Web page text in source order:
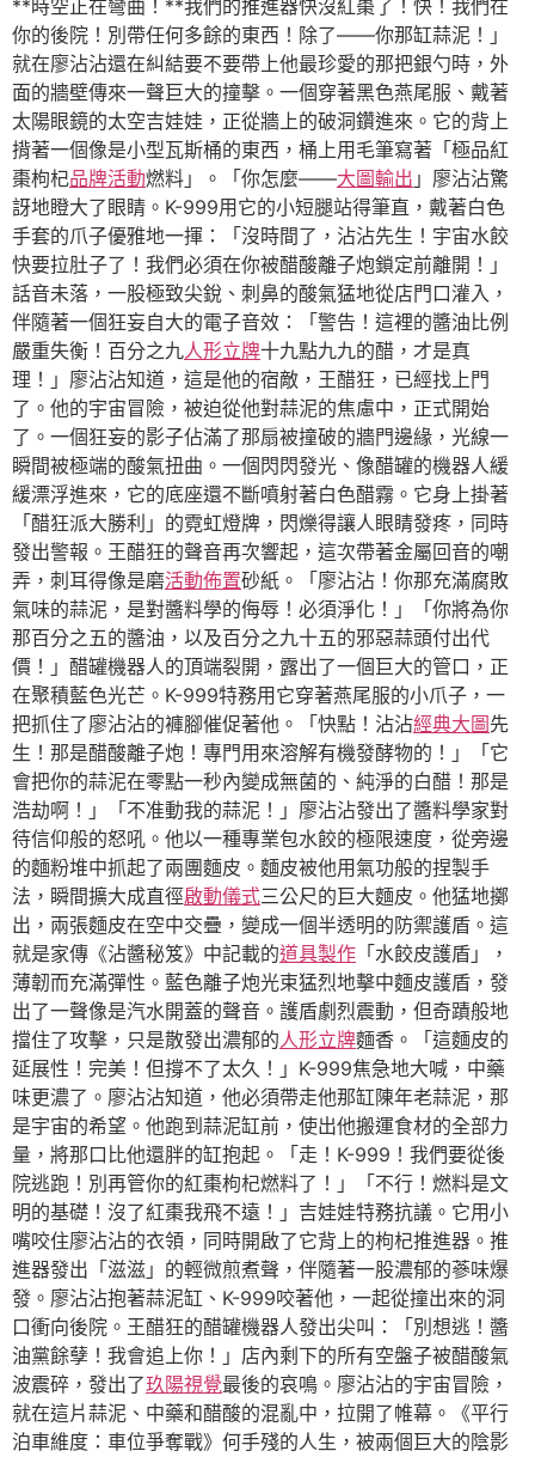
**時空正在彎曲！**我們的推進器快沒紅棗了！快！我們在
你的後院！別帶任何多餘的東西！除了——你那缸蒜泥！」
就在廖沾沾還在糾結要不要帶上他最珍愛的那把銀勺時，外
面的牆壁傳來一聲巨大的撞擊。一個穿著黑色燕尾服、戴著
太陽眼鏡的太空吉娃娃，正從牆上的破洞鑽進來。它的背上
揹著一個像是小型瓦斯桶的東西，桶上用毛筆寫著「極品紅
棗枸杞品牌活動燃料」。「你怎麼——大圖輸出 」廖沾沾驚
訝地瞪大了眼睛。K-999用它的小短腿站得筆直，戴著白色
手套的爪子優雅地一揮：「沒時間了，沾沾先生！宇宙水餃
快要拉肚子了！我們必須在你被醋酸離子炮鎖定前離開！」
話音未落，一股極致尖銳、刺鼻的酸氣猛地從店門口灌入，
伴隨著一個狂妄自大的電子音效：「警告！這裡的醬油比例
嚴重失衡！百分之九人形立牌十九點九九的醋，才是真
理！」廖沾沾知道，這是他的宿敵，王醋狂，已經找上門
了。他的宇宙冒險，被迫從他對蒜泥的焦慮中，正式開始
了。一個狂妄的影子佔滿了那扇被撞破的牆門邊緣，光線一
瞬間被極端的酸氣扭曲。一個閃閃發光、像醋罐的機器人緩
緩漂浮進來，它的底座還不斷噴射著白色醋霧。它身上掛著
「醋狂派大勝利」的霓虹燈牌，閃爍得讓人眼睛發疼，同時
發出警報。王醋狂的聲音再次響起，這次帶著金屬回音的嘲
弄，刺耳得像是磨活動佈置砂紙。「廖沾沾！你那充滿腐敗
氣味的蒜泥，是對醬料學的侮辱！必須淨化！」「你將為你
那百分之五的醬油，以及百分之九十五的邪惡蒜頭付出代
價！」醋罐機器人的頂端裂開，露出了一個巨大的管口，正
在聚積藍色光芒。K-999特務用它穿著燕尾服的小爪子，一
把抓住了廖沾沾的褲腳催促著他。「快點！沾沾經典大圖先
生！那是醋酸離子炮！專門用來溶解有機發酵物的！」「它
會把你的蒜泥在零點一秒內變成無菌的、純淨的白醋！那是
浩劫啊！」「不准動我的蒜泥！」廖沾沾發出了醬料學家對
待信仰般的怒吼。他以一種專業包水餃的極限速度，從旁邊
的麵粉堆中抓起了兩團麵皮。麵皮被他用氣功般的捏製手
法，瞬間擴大成直徑啟動儀式三公尺的巨大麵皮。他猛地擲
出，兩張麵皮在空中交疊，變成一個半透明的防禦護盾。這
就是家傳《沾醬秘笈》中記載的道具製作 「水餃皮護盾」，
薄韌而充滿彈性。藍色離子炮光束猛烈地擊中麵皮護盾，發
出了一聲像是汽水開蓋的聲音。護盾劇烈震動，但奇蹟般地
擋住了攻擊，只是散發出濃郁的人形立牌麵香。「這麵皮的
延展性！完美！但撐不了太久！」K-999焦急地大喊，中藥
味更濃了。廖沾沾知道，他必須帶走他那缸陳年老蒜泥，那
是宇宙的希望。他跑到蒜泥缸前，使出他搬運食材的全部力
量，將那口比他還胖的缸抱起。「走！K-999！我們要從後
院逃跑！別再管你的紅棗枸杞燃料了！」「不行！燃料是文
明的基礎！沒了紅棗我飛不遠！」吉娃娃特務抗議。它用小
嘴咬住廖沾沾的衣領，同時開啟了它背上的枸杞推進器。推
進器發出「滋滋」的輕微煎煮聲，伴隨著一股濃郁的蔘味爆
發。廖沾沾抱著蒜泥缸、K-999咬著他，一起從撞出來的洞
口衝向後院。王醋狂的醋罐機器人發出尖叫：「別想逃！醬
油黨餘孽！我會追上你！」店內剩下的所有空盤子被醋酸氣
波震碎，發出了玖陽視覺最後的哀鳴。廖沾沾的宇宙冒險，
就在這片蒜泥、中藥和醋酸的混亂中，拉開了帷幕。《平行
泊車維度：車位爭奪戰》何手殘的人生，被兩個巨大的陰影